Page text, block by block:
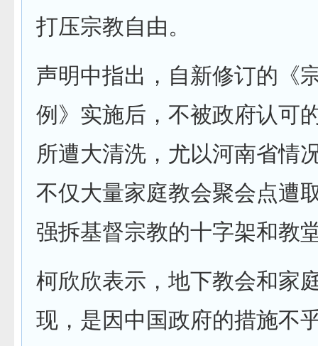
打压宗教自由。
声明中指出，自新修订的《
例》实施后，不被政府认可
所遭大清洗，尤以河南省情
不仅大量家庭教会聚会点遭
强拆基督宗教的十字架和教
柯欣欣表示，地下教会和家
现，是因中国政府的措施不